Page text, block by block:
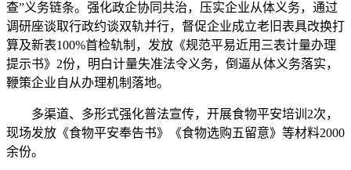
查”义务链条。强化政企协同共治，压实企业从体义务，通过
调研座谈取行政约谈双轨并行，督促企业成立老旧表具改换打
算及新表100%首检轨制，发放《规范平易近用三表计量办理
提示书》2份，明白计量失准法令义务，倒逼从体义务落实，
鞭策企业自从办理机制落地。
多渠道、多形式强化普法宣传，开展食物平安培训2次，
现场发放《食物平安奉告书》《食物选购五留意》等材料2000
余份。